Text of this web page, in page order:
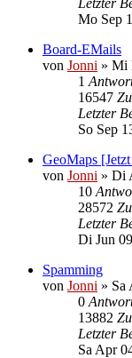
Mo Sep
Board-EMails
von Jonni » Mi
1
16547
Letzter
So Sep
GeoMaps
von Jonni » Di
10
28572
Letzter
Di Jun
Spamming
von Jonni » Sa
0
13882
Letzter
Sa Apr